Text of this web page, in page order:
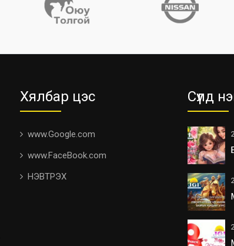
Хялбар цэс
www.Google.com
www.FaceBook.com
НЭВТРЭХ
Сүүлд